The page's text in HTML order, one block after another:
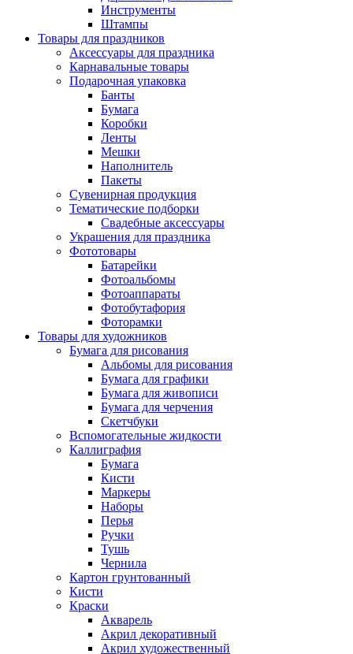
Инструменты
Штампы
Товары для праздников
Аксессуары для праздника
Карнавальные товары
Подарочная упаковка
Банты
Бумага
Коробки
Ленты
Мешки
Наполнитель
Пакеты
Сувенирная продукция
Тематические подборки
Свадебные аксессуары
Украшения для праздника
Фототовары
Батарейки
Фотоальбомы
Фотоаппараты
Фотобутафория
Фоторамки
Товары для художников
Бумага для рисования
Альбомы для рисования
Бумага для графики
Бумага для живописи
Бумага для черчения
Скетчбуки
Вспомогательные жидкости
Каллиграфия
Бумага
Кисти
Маркеры
Наборы
Перья
Ручки
Тушь
Чернила
Картон грунтованный
Кисти
Краски
Акварель
Акрил декоративный
Акрил художественный